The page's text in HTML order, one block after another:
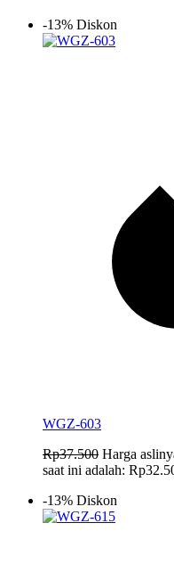
-13% Diskon
WGZ-603
Rp37.500 Harga
saat ini adalah:
-13% Diskon